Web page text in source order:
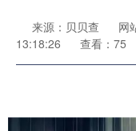
来源：贝贝查 网
13:18:26
查看：75